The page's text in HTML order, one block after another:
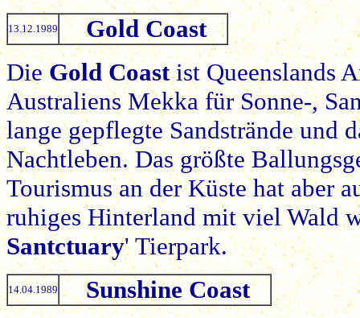
13.12.1989
Gold Coast
DieGold Coastist Queenslands
Australiens Mekka für Sonne-,
lange gepflegte Sandstrände und
Nachtleben. Das größte
Tourismus an der Küste hat aber
ruhiges Hinterland mit viel Wald
Santctuary' Tierpark.
14.04.1989
Sunshine Coast